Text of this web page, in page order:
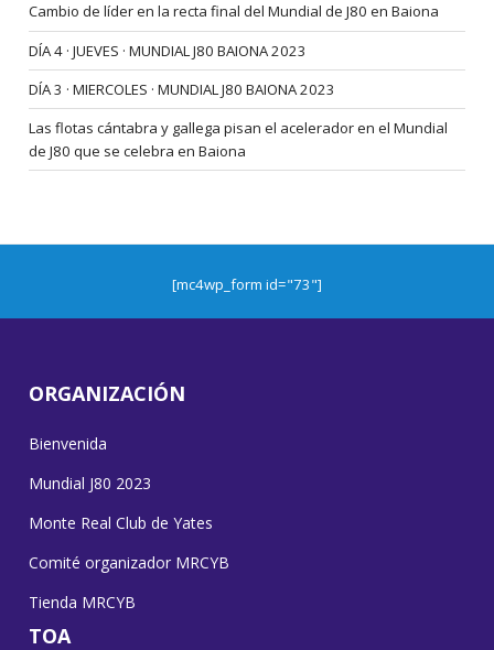
Cambio de líder en la recta final del Mundial de J80 en Baiona
DÍA 4 · JUEVES · MUNDIAL J80 BAIONA 2023
DÍA 3 · MIERCOLES · MUNDIAL J80 BAIONA 2023
Las flotas cántabra y gallega pisan el acelerador en el Mundial
de J80 que se celebra en Baiona
[mc4wp_form id="73"]
ORGANIZACIÓN
Bienvenida
Mundial J80 2023
Monte Real Club de Yates
Comité organizador MRCYB
Tienda MRCYB
TOA